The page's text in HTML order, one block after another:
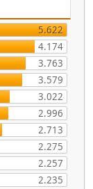
5.622
4.174
3.763
3.579
3.022
2.996
2.713
2.275
2.257
2.235